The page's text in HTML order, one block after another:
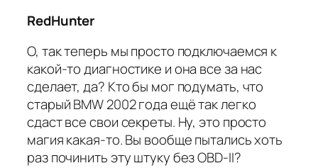
RedHunter
О, так теперь мы просто подключаемся к
какой-то диагностике и она все за нас
сделает, да? Кто бы мог подумать, что
старый BMW 2002 года ещё так легко
сдаст все свои секреты. Ну, это просто
магия какая-то. Вы вообще пытались хоть
раз починить эту штуку без OBD-II?